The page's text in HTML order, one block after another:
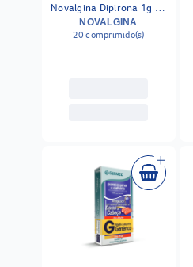
Novalgina Dipirona 1g 20
Comprimidos
NOVALGINA
20 comprimido(s)